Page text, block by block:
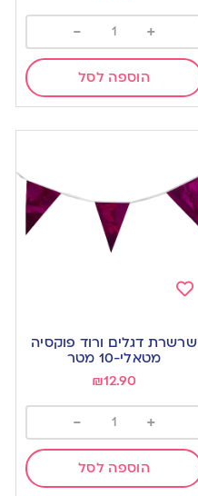
+
-
הוספה לסל
to
wishlist
שרשרת דגלים ורוד פוקסיה
מטאלי-10 מטר
₪12.90
+
-
הוספה לסל